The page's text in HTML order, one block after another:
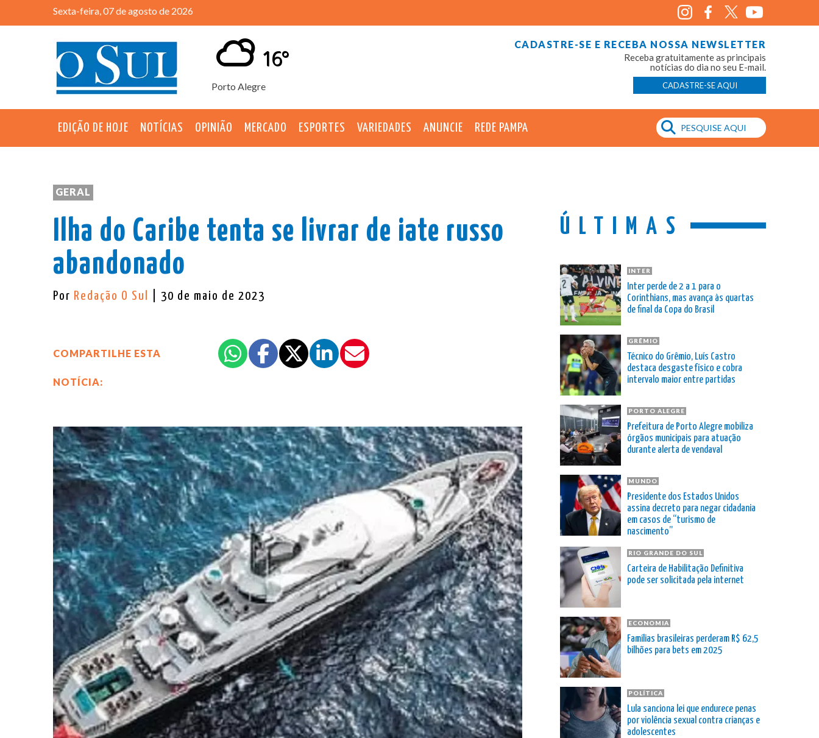
Sexta-feira, 07 de agosto de 2026
Porto Alegre
16°
CADASTRE-SE E RECEBA NOSSA NEWSLETTER
Receba gratuitamente as principais
notícias do dia no seu E-mail.
CADASTRE-SE AQUI
EDIÇÃO DE HOJE NOTÍCIAS OPINIÃO MERCADO ESPORTES VARIEDADES ANUNCIE REDE PAMPA
GERAL
Ilha do Caribe tenta se livrar de iate russo
abandonado
Por Redação O Sul | 30 de maio de 2023
COMPARTILHE ESTA
NOTÍCIA:
ÚLTIMAS
INTER
Inter perde de 2 a 1 para o
Corinthians, mas avança às quartas
de final da Copa do Brasil
GRÊMIO
Técnico do Grêmio, Luís Castro
destaca desgaste físico e cobra
intervalo maior entre partidas
PORTO ALEGRE
Prefeitura de Porto Alegre mobiliza
órgãos municipais para atuação
durante alerta de vendaval
MUNDO
Presidente dos Estados Unidos
assina decreto para negar cidadania
em casos de “turismo de
nascimento”
RIO GRANDE DO SUL
Carteira de Habilitação Definitiva
pode ser solicitada pela internet
ECONOMIA
Famílias brasileiras perderam R$ 62,5
bilhões para bets em 2025
POLÍTICA
Lula sanciona lei que endurece penas
por violência sexual contra crianças e
adolescentes